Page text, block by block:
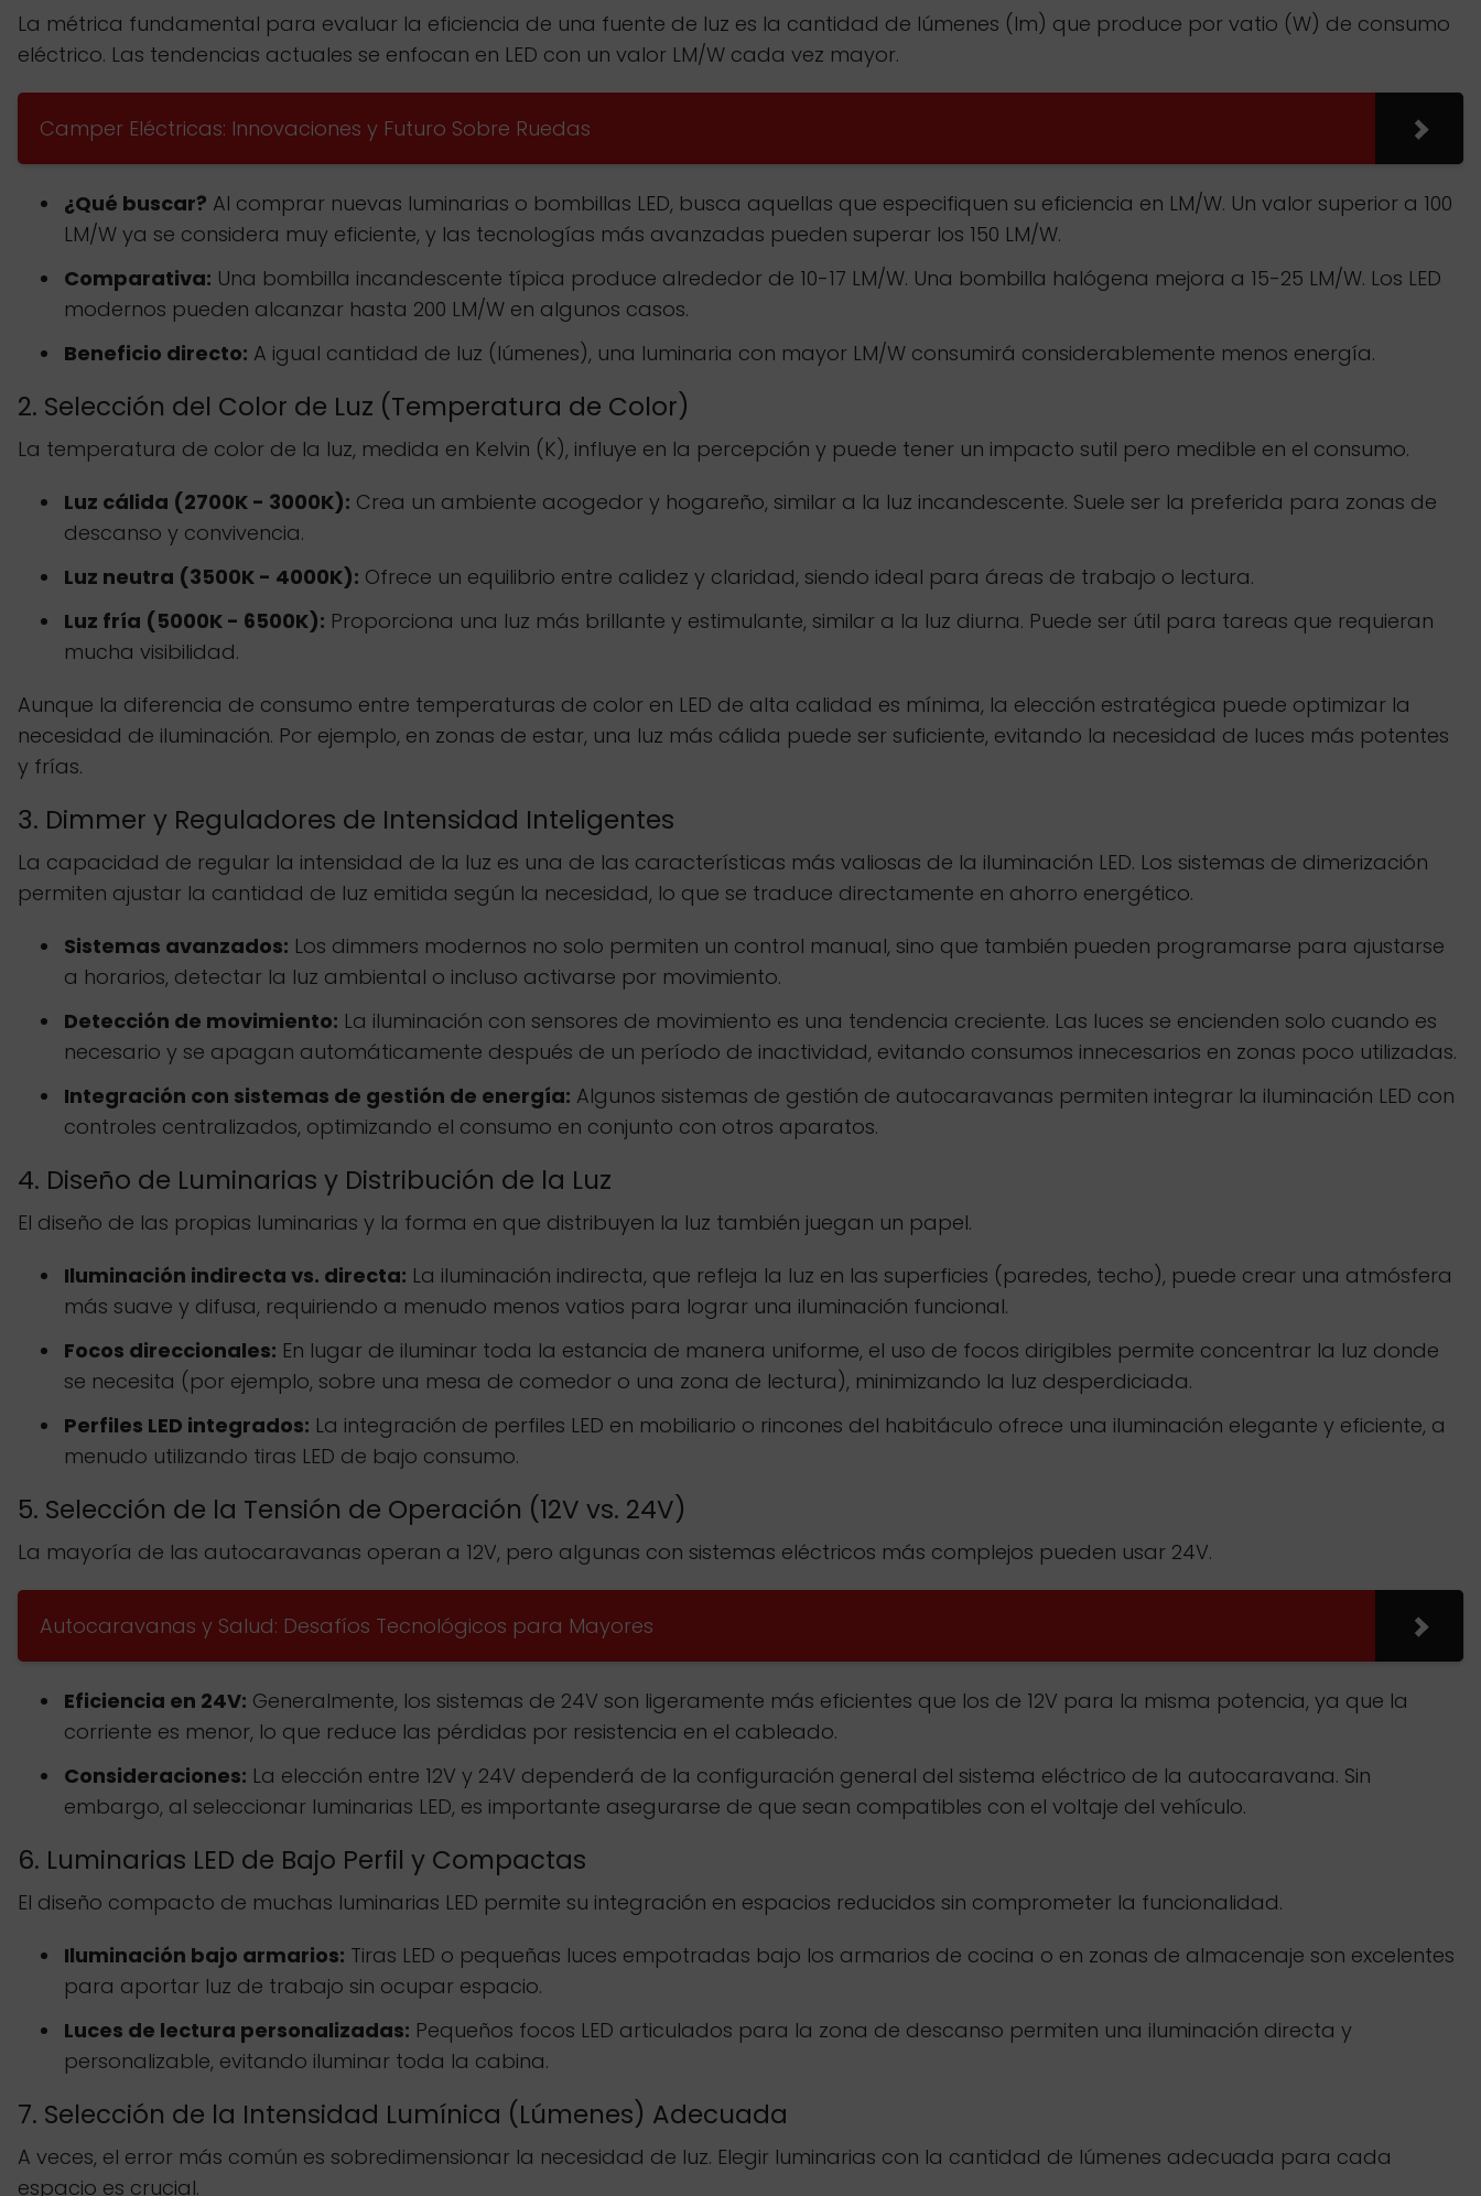
La métrica fundamental para evaluar la eficiencia de una fuente de luz es la cantidad de lúmenes (lm) que produce por vatio (W) de consumo
eléctrico. Las tendencias actuales se enfocan en LED con un valor LM/W cada vez mayor.
Camper Eléctricas: Innovaciones y Futuro Sobre Ruedas
¿Qué buscar? Al comprar nuevas luminarias o bombillas LED, busca aquellas que especifiquen su eficiencia en LM/W. Un valor superior a 100
LM/W ya se considera muy eficiente, y las tecnologías más avanzadas pueden superar los 150 LM/W.
Comparativa: Una bombilla incandescente típica produce alrededor de 10-17 LM/W. Una bombilla halógena mejora a 15-25 LM/W. Los LED
modernos pueden alcanzar hasta 200 LM/W en algunos casos.
Beneficio directo: A igual cantidad de luz (lúmenes), una luminaria con mayor LM/W consumirá considerablemente menos energía.
2. Selección del Color de Luz (Temperatura de Color)
La temperatura de color de la luz, medida en Kelvin (K), influye en la percepción y puede tener un impacto sutil pero medible en el consumo.
Luz cálida (2700K - 3000K): Crea un ambiente acogedor y hogareño, similar a la luz incandescente. Suele ser la preferida para zonas de
descanso y convivencia.
Luz neutra (3500K - 4000K): Ofrece un equilibrio entre calidez y claridad, siendo ideal para áreas de trabajo o lectura.
Luz fría (5000K - 6500K): Proporciona una luz más brillante y estimulante, similar a la luz diurna. Puede ser útil para tareas que requieran
mucha visibilidad.
Aunque la diferencia de consumo entre temperaturas de color en LED de alta calidad es mínima, la elección estratégica puede optimizar la
necesidad de iluminación. Por ejemplo, en zonas de estar, una luz más cálida puede ser suficiente, evitando la necesidad de luces más potentes
y frías.
3. Dimmer y Reguladores de Intensidad Inteligentes
La capacidad de regular la intensidad de la luz es una de las características más valiosas de la iluminación LED. Los sistemas de dimerización
permiten ajustar la cantidad de luz emitida según la necesidad, lo que se traduce directamente en ahorro energético.
Sistemas avanzados: Los dimmers modernos no solo permiten un control manual, sino que también pueden programarse para ajustarse
a horarios, detectar la luz ambiental o incluso activarse por movimiento.
Detección de movimiento: La iluminación con sensores de movimiento es una tendencia creciente. Las luces se encienden solo cuando es
necesario y se apagan automáticamente después de un período de inactividad, evitando consumos innecesarios en zonas poco utilizadas.
Integración con sistemas de gestión de energía: Algunos sistemas de gestión de autocaravanas permiten integrar la iluminación LED con
controles centralizados, optimizando el consumo en conjunto con otros aparatos.
4. Diseño de Luminarias y Distribución de la Luz
El diseño de las propias luminarias y la forma en que distribuyen la luz también juegan un papel.
Iluminación indirecta vs. directa: La iluminación indirecta, que refleja la luz en las superficies (paredes, techo), puede crear una atmósfera
más suave y difusa, requiriendo a menudo menos vatios para lograr una iluminación funcional.
Focos direccionales: En lugar de iluminar toda la estancia de manera uniforme, el uso de focos dirigibles permite concentrar la luz donde
se necesita (por ejemplo, sobre una mesa de comedor o una zona de lectura), minimizando la luz desperdiciada.
Perfiles LED integrados: La integración de perfiles LED en mobiliario o rincones del habitáculo ofrece una iluminación elegante y eficiente, a
menudo utilizando tiras LED de bajo consumo.
5. Selección de la Tensión de Operación (12V vs. 24V)
La mayoría de las autocaravanas operan a 12V, pero algunas con sistemas eléctricos más complejos pueden usar 24V.
Autocaravanas y Salud: Desafíos Tecnológicos para Mayores
Eficiencia en 24V: Generalmente, los sistemas de 24V son ligeramente más eficientes que los de 12V para la misma potencia, ya que la
corriente es menor, lo que reduce las pérdidas por resistencia en el cableado.
Consideraciones: La elección entre 12V y 24V dependerá de la configuración general del sistema eléctrico de la autocaravana. Sin
embargo, al seleccionar luminarias LED, es importante asegurarse de que sean compatibles con el voltaje del vehículo.
6. Luminarias LED de Bajo Perfil y Compactas
El diseño compacto de muchas luminarias LED permite su integración en espacios reducidos sin comprometer la funcionalidad.
Iluminación bajo armarios: Tiras LED o pequeñas luces empotradas bajo los armarios de cocina o en zonas de almacenaje son excelentes
para aportar luz de trabajo sin ocupar espacio.
Luces de lectura personalizadas: Pequeños focos LED articulados para la zona de descanso permiten una iluminación directa y
personalizable, evitando iluminar toda la cabina.
7. Selección de la Intensidad Lumínica (Lúmenes) Adecuada
A veces, el error más común es sobredimensionar la necesidad de luz. Elegir luminarias con la cantidad de lúmenes adecuada para cada
espacio es crucial.